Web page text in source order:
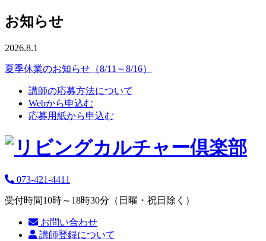
お知らせ
2026.8.1
夏季休業のお知らせ（8/11～8/16）
講師の応募方法について
Webから申込む
応募用紙から申込む
073-421-4411
受付時間10時～18時30分（日曜・祝日除く）
お問い合わせ
講師登録について